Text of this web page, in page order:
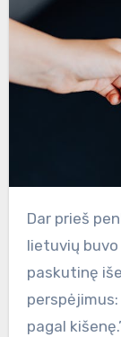
Dar prieš penkiolika metų skolinimasis daugeliui
lietuvių
paskutinę
pagal